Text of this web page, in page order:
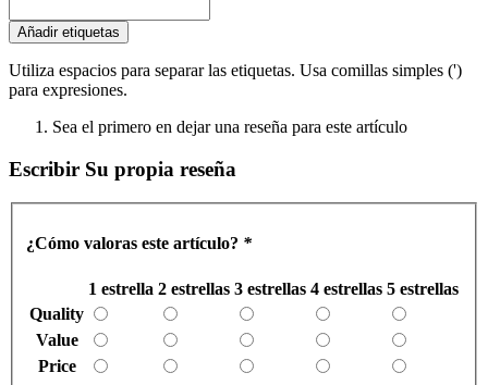
Añadir etiquetas
Utiliza espacios para separar las etiquetas. Usa comillas simples (')
para expresiones.
Sea el primero en dejar una reseña para este artículo
Escribir Su propia reseña
¿Cómo valoras este artículo? *
1 estrella 2 estrellas 3 estrellas 4 estrellas 5 estrellas
Quality
Value
Price